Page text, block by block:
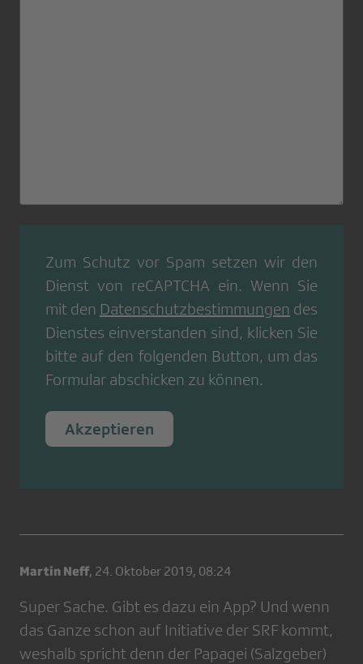
Zum Schutz vor Spam setzen wir den
Dienst von reCAPTCHA ein. Wenn Sie
mit den Datenschutzbestimmungen des
Dienstes einverstanden sind, klicken Sie
bitte auf den folgenden Button, um das
Formular abschicken zu können.
Akzeptieren
Martin Neff, 24. Oktober 2019, 08:24
Super Sache. Gibt es dazu ein App? Und wenn
das Ganze schon auf Initiative der SRF kommt,
weshalb spricht denn der Papagei (Salzgeber)